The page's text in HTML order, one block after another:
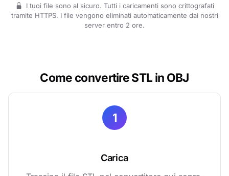
I tuoi file sono al sicuro. Tutti i caricamenti sono crittografati
tramite HTTPS. I file vengono eliminati automaticamente dai nostri
server entro 2 ore.
Come convertire STL in OBJ
1
Carica